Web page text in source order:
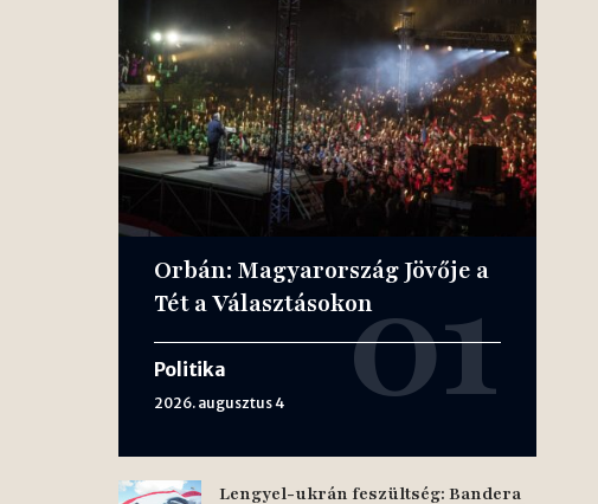
Orbán: Magyarország Jövője a
Tét a Választásokon
Politika
2026. augusztus 4
Lengyel-ukrán feszültség: Bandera